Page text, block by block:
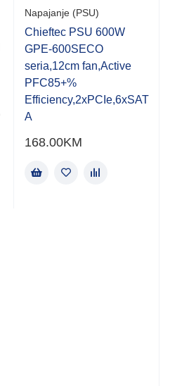
Rated
0.001
out
of
5
Napajanje (PSU)
Chieftec PSU 600W
GPE-600SECO
seria,12cm fan,Active
PFC85+%
Efficiency,2xPCIe,6xSAT
A
168.00KM